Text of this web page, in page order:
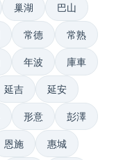
巢湖 巴山
常德 常熟
年波 庫車
延吉 延安
形意 彭澤
恩施 惠城